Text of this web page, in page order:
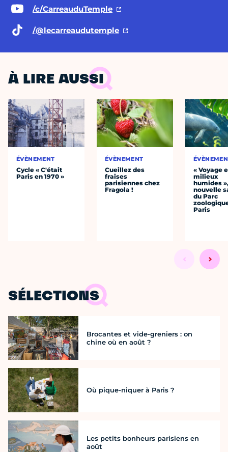
/c/CarreauduTemple
/@lecarreaudutemple
À LIRE AUSSI
ÉVÈNEMENT
Cycle « C'était
Paris en 1970 »
ÉVÈNEMENT
Cueillez des
fraises
parisiennes chez
Fragola !
« Voyage
milieux
humides
nouvelle
du Parc
Paris
SÉLECTIONS
Brocantes et vide-greniers : on
chine où en août ?
Où pique-niquer à Paris ?
Les petits bonheurs parisiens en
août